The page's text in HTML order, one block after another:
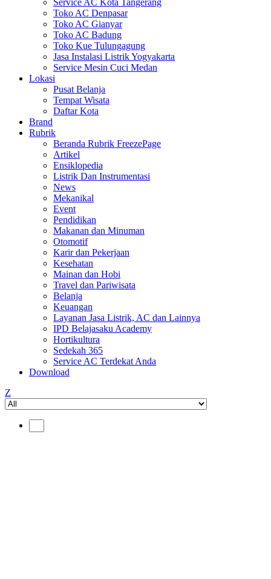
Service AC Kota Tangerang
Toko AC Denpasar
Toko AC Gianyar
Toko AC Badung
Toko Kue Tulungagung
Jasa Instalasi Listrik Yogyakarta
Service Mesin Cuci Medan
Lokasi
Pusat Belanja
Tempat Wisata
Daftar Kota
Brand
Rubrik
Beranda Rubrik FreezePage
Artikel
Ensiklopedia
Listrik Dan Instrumentasi
News
Mekanikal
Event
Pendidikan
Makanan dan Minuman
Otomotif
Karir dan Pekerjaan
Kesehatan
Mainan dan Hobi
Travel dan Pariwisata
Belanja
Keuangan
Layanan Jasa Listrik, AC dan Lainnya
IPD Belajasaku Academy
Hortikultura
Sedekah 365
Service AC Terdekat Anda
Download
Z